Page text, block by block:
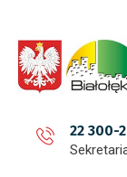
22 300-